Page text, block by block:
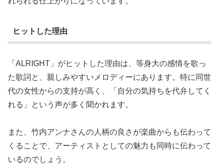
ヒットした理由
「ALRIGHT」がヒットした理由は、等身大の感情を歌っ
た歌詞と、親しみやすいメロディーにあります。特に同世
代の女性からの支持が高く、「自分の気持ちを代弁してく
れる」という声が多く聞かれます。
また、竹内アンナさんの人柄の良さが楽曲からも伝わって
くることで、アーティストとしての魅力も同時に伝わって
いるのでしょう。